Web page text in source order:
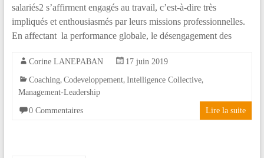
salariés2 s’affirment engagés au travail, c’est-à-dire très
impliqués et enthousiasmés par leurs missions professionnelles.
En affectant la performance globale, le désengagement des
Corine LANEPABAN 17 juin 2019
Coaching, Codeveloppement, Intelligence Collective,
Management-Leadership
0 Commentaires Lire la suite